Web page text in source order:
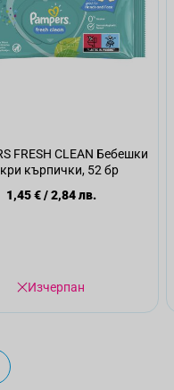
FRESH CLEAN Бебешки
кърпички, 52 бр
1,45 €/2,84 лв.
Изчерпан
страница